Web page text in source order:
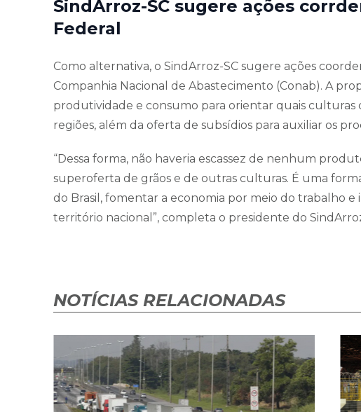
SindArroz-SC sugere ações
Federal
Como alternativa, o SindArroz-SC sugere ações
Companhia Nacional de Abastecimento (Conab). A
produtividade e consumo para orientar quais
regiões, além da oferta de subsídios para auxiliar os
“Dessa forma, não haveria escassez de nenhum
superoferta de grãos e de outras culturas. É uma
do Brasil, fomentar a economia por meio do trabalho
território nacional”, completa o presidente do
NOTÍCIAS RELACIONADAS